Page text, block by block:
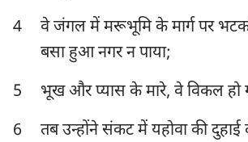
दानिय्येल होशे
योएल
ओबद्याह योना
मीका नहूम
4
वे जंगल में मरूभूमि के मार्ग पर
बसा हुआ नगर न पाया;
5
भूख और प्यास के मारे, वे विकल हो
6
तब उन्होंने संकट में यहोवा की